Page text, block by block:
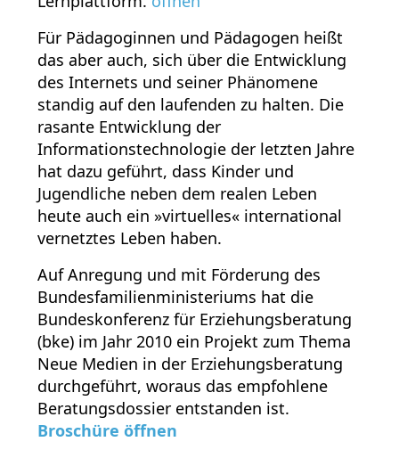
Für Pädagoginnen und Pädagogen heißt
das aber auch, sich über die Entwicklung
des Internets und seiner Phänomene
standig auf den laufenden zu halten. Die
rasante Entwicklung der
Informationstechnologie der letzten Jahre
hat dazu geführt, dass Kinder und
Jugendliche neben dem realen Leben
heute auch ein »virtuelles« international
vernetztes Leben haben.
Auf Anregung und mit Förderung des
Bundesfamilienministeriums hat die
Bundeskonferenz für Erziehungsberatung
(bke) im Jahr 2010 ein Projekt zum Thema
Neue Medien in der Erziehungsberatung
durchgeführt, woraus das empfohlene
Beratungsdossier entstanden ist.
Broschüre öffnen